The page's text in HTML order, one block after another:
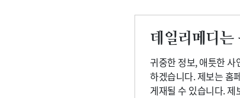
데일리메디는
귀중한 정보, 애틋한
하겠습니다. 제보는 홈
게재될 수 있습니다.